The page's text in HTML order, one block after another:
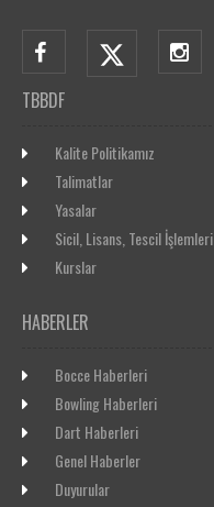
TBBDF
Kalite Politikamız
Talimatlar
Yasalar
Sicil, Lisans, Tescil İşlemleri
Kurslar
HABERLER
Bocce Haberleri
Bowling Haberleri
Dart Haberleri
Genel Haberler
Duyurular